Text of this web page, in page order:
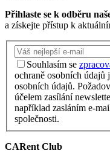
Přihlaste se k odběru
a získejte přístup k
Souhlasím se
ochraně osobních údajů
osobních údajů.
účelem zasílání
například zasláním e-
společnosti.
CARent Club